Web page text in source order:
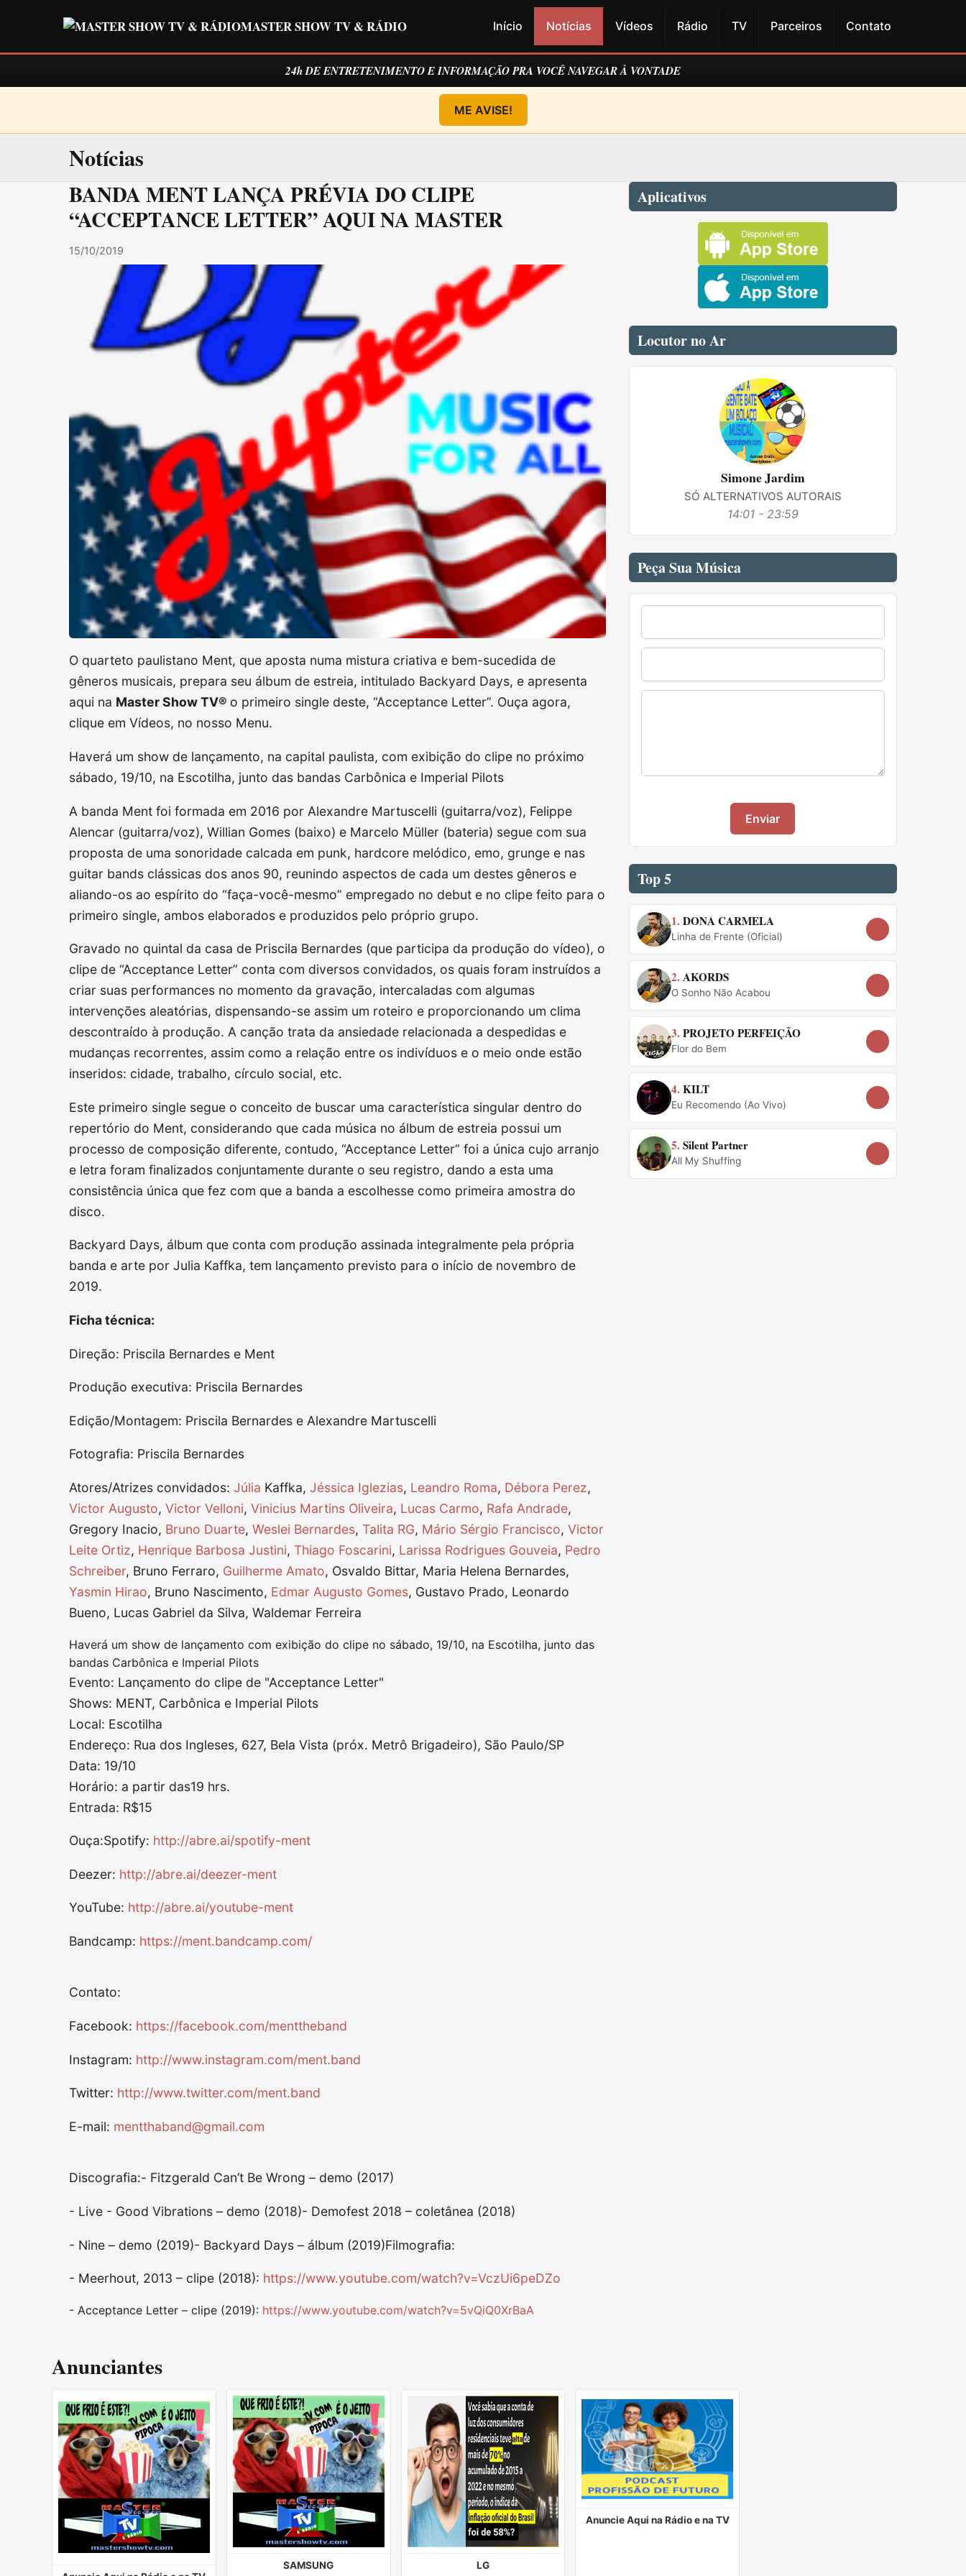
MASTER SHOW TV & RÁDIO Início Notícias Vídeos Rádio TV Parceiros Contato
24h DE ENTRETENIMENTO E INFORMAÇÃO PRA VOCÊ NAVEGAR À VONTADE
ME AVISE!
Notícias
BANDA MENT LANÇA PRÉVIA DO CLIPE
“ACCEPTANCE LETTER” AQUI NA MASTER
15/10/2019
O quarteto paulistano Ment, que aposta numa mistura criativa e bem-sucedida de
gêneros musicais, prepara seu álbum de estreia, intitulado Backyard Days, e apresenta
aqui na Master Show TV® o primeiro single deste, “Acceptance Letter”. Ouça agora,
clique em Vídeos, no nosso Menu.
Haverá um show de lançamento, na capital paulista, com exibição do clipe no próximo
sábado, 19/10, na Escotilha, junto das bandas Carbônica e Imperial Pilots
A banda Ment foi formada em 2016 por Alexandre Martuscelli (guitarra/voz), Felippe
Alencar (guitarra/voz), Willian Gomes (baixo) e Marcelo Müller (bateria) segue com sua
proposta de uma sonoridade calcada em punk, hardcore melódico, emo, grunge e nas
guitar bands clássicas dos anos 90, reunindo aspectos de cada um destes gêneros e
aliando-os ao espírito do “faça-você-mesmo” empregado no debut e no clipe feito para o
primeiro single, ambos elaborados e produzidos pelo próprio grupo.
Gravado no quintal da casa de Priscila Bernardes (que participa da produção do vídeo), o
clipe de “Acceptance Letter” conta com diversos convidados, os quais foram instruídos a
criar suas performances no momento da gravação, intercaladas com algumas
intervenções aleatórias, dispensando-se assim um roteiro e proporcionando um clima
descontraído à produção. A canção trata da ansiedade relacionada a despedidas e
mudanças recorrentes, assim como a relação entre os indivíduos e o meio onde estão
inseridos: cidade, trabalho, círculo social, etc.
Este primeiro single segue o conceito de buscar uma característica singular dentro do
repertório do Ment, considerando que cada música no álbum de estreia possui um
processo de composição diferente, contudo, “Acceptance Letter” foi a única cujo arranjo
e letra foram finalizados conjuntamente durante o seu registro, dando a esta uma
consistência única que fez com que a banda a escolhesse como primeira amostra do
disco.
Backyard Days, álbum que conta com produção assinada integralmente pela própria
banda e arte por Julia Kaffka, tem lançamento previsto para o início de novembro de
2019.
Ficha técnica:
Direção: Priscila Bernardes e Ment
Produção executiva: Priscila Bernardes
Edição/Montagem: Priscila Bernardes e Alexandre Martuscelli
Fotografia: Priscila Bernardes
Atores/Atrizes convidados: Júlia Kaffka, Jéssica Iglezias, Leandro Roma, Débora Perez,
Victor Augusto, Victor Velloni, Vinicius Martins Oliveira, Lucas Carmo, Rafa Andrade,
Gregory Inacio, Bruno Duarte, Weslei Bernardes, Talita RG, Mário Sérgio Francisco, Victor
Leite Ortiz, Henrique Barbosa Justini, Thiago Foscarini, Larissa Rodrigues Gouveia, Pedro
Schreiber, Bruno Ferraro, Guilherme Amato, Osvaldo Bittar, Maria Helena Bernardes,
Yasmin Hirao, Bruno Nascimento, Edmar Augusto Gomes, Gustavo Prado, Leonardo
Bueno, Lucas Gabriel da Silva, Waldemar Ferreira
Haverá um show de lançamento com exibição do clipe no sábado, 19/10, na Escotilha, junto das
bandas Carbônica e Imperial Pilots
Evento: Lançamento do clipe de "Acceptance Letter"
Shows: MENT, Carbônica e Imperial Pilots
Local: Escotilha
Endereço: Rua dos Ingleses, 627, Bela Vista (próx. Metrô Brigadeiro), São Paulo/SP
Data: 19/10
Horário: a partir das19 hrs.
Entrada: R$15
Ouça:Spotify: http://abre.ai/spotify-ment
Deezer: http://abre.ai/deezer-ment
YouTube: http://abre.ai/youtube-ment
Bandcamp: https://ment.bandcamp.com/
Contato:
Facebook: https://facebook.com/menttheband
Instagram: http://www.instagram.com/ment.band
Twitter: http://www.twitter.com/ment.band
E-mail: mentthaband@gmail.com
Discografia:- Fitzgerald Can’t Be Wrong – demo (2017)
- Live - Good Vibrations – demo (2018)- Demofest 2018 – coletânea (2018)
- Nine – demo (2019)- Backyard Days – álbum (2019)Filmografia:
- Meerhout, 2013 – clipe (2018): https://www.youtube.com/watch?v=VczUi6peDZo
- Acceptance Letter – clipe (2019): https://www.youtube.com/watch?v=5vQiQ0XrBaA
Aplicativos
Locutor no Ar
Simone Jardim
SÓ ALTERNATIVOS AUTORAIS
14:01 - 23:59
Peça Sua Música
Enviar
Top 5
1. DONA CARMELA
Linha de Frente (Oficial)
2. AKORDS
O Sonho Não Acabou
3. PROJETO PERFEIÇÃO
Flor do Bem
4. KILT
Eu Recomendo (Ao Vivo)
5. Silent Partner
All My Shuffing
Anunciantes
SAMSUNG LG
Anuncie Aqui na Rádio e na TV